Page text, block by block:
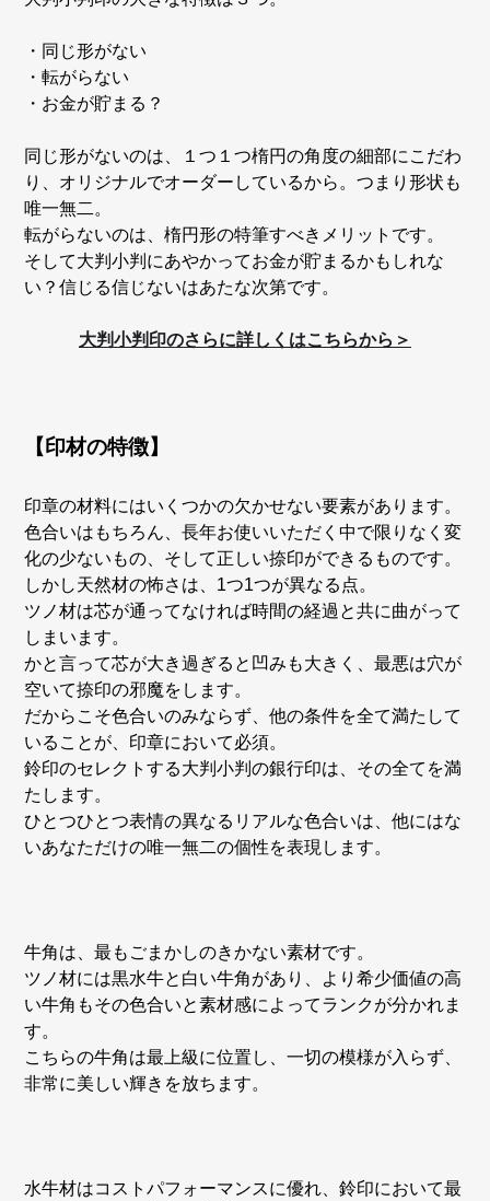
・同じ形がない
・転がらない
・お金が貯まる？
同じ形がないのは、１つ１つ楕円の角度の細部にこだわ
り、オリジナルでオーダーしているから。つまり形状も
唯一無二。
転がらないのは、楕円形の特筆すべきメリットです。
そして大判小判にあやかってお金が貯まるかもしれな
い？信じる信じないはあたな次第です。
大判小判印のさらに詳しくはこちらから＞
【印材の特徴】
印章の材料にはいくつかの欠かせない要素があります。
色合いはもちろん、長年お使いいただく中で限りなく変
化の少ないもの、そして正しい捺印ができるものです。
しかし天然材の怖さは、1つ1つが異なる点。
ツノ材は芯が通ってなければ時間の経過と共に曲がって
しまいます。
かと言って芯が大き過ぎると凹みも大きく、最悪は穴が
空いて捺印の邪魔をします。
だからこそ色合いのみならず、他の条件を全て満たして
いることが、印章において必須。
鈴印のセレクトする大判小判の銀行印は、その全てを満
たします。
ひとつひとつ表情の異なるリアルな色合いは、他にはな
いあなただけの唯一無二の個性を表現します。
牛角は、最もごまかしのきかない素材です。
ツノ材には黒水牛と白い牛角があり、より希少価値の高
い牛角もその色合いと素材感によってランクが分かれま
す。
こちらの牛角は最上級に位置し、一切の模様が入らず、
非常に美しい輝きを放ちます。
水牛材はコストパフォーマンスに優れ、鈴印において最